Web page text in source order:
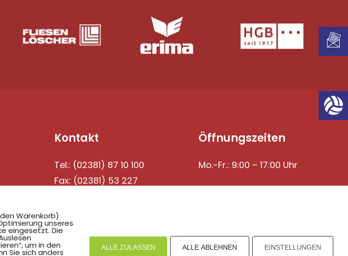
Kontakt
Tel.: (02381) 87 10 100
Fax: (02381) 53 227
Öffnungszeiten
Mo.-Fr.: 9:00 – 17:00 Uhr
Warenkorb)
unseres
eingesetzt. Die
um in den
Sie sich anders
ALLE ZULASSEN ALLE ABLEHNEN EINSTELLUNGEN